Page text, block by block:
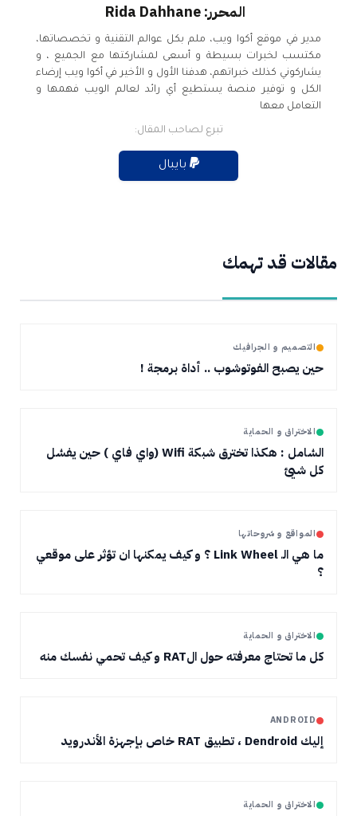
المحرر: Rida Dahhane
مدير في موقع أكوا ويب، ملم بكل عوالم التقنية و تخصصاتها،
مكتسب لخبرات بسيطة و أسعى لمشاركتها مع الجميع ، و
يشاركوني كذلك خبراتهم، هدفنا الأول و الأخير في أكوا ويب إرضاء
الكل و توفير منصة يستطيع أي رائد لعالم الويب فهمها و
التعامل معها
تبرع لصاحب المقال:
مقالات قد تهمك
التصميم و الجرافيك
حين يصبح الفوتوشوب .. أداة برمجة !
الاختراق و الحماية
الشامل : هكذا تخترق شبكة Wifi (واي فاي ) حين يفشل
كل شيئ
المواقع و شروحاتها
ما هي الـ Link Wheel ؟ و كيف يمكنها ان تؤثر على موقعي
؟
الاختراق و الحماية
كل ما تحتاج معرفته حول الRAT و كيف تحمي نفسك منه
ANDROID
إليك Dendroid ، تطبيق RAT خاص بإجهزة الأندرويد
الاختراق و الحماية